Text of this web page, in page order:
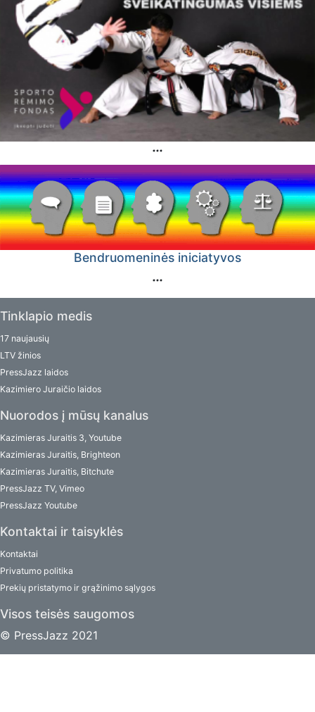
Bendruomeninės iniciatyvos
Tinklapio medis
17 naujausių
LTV žinios
PressJazz laidos
Kazimiero Juraičio laidos
Nuorodos į mūsų kanalus
Kazimieras Juraitis 3, Youtube
Kazimieras Juraitis, Brighteon
Kazimieras Juraitis, Bitchute
PressJazz TV, Vimeo
PressJazz Youtube
Kontaktai ir taisyklės
Kontaktai
Privatumo politika
Prekių pristatymo ir grąžinimo sąlygos
Visos teisės saugomos
© PressJazz 2021